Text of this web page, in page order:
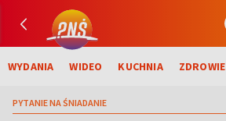
WYDANIA WIDEO KUCHNIA ZDROWIE
PYTANIE NA ŚNIADANIE